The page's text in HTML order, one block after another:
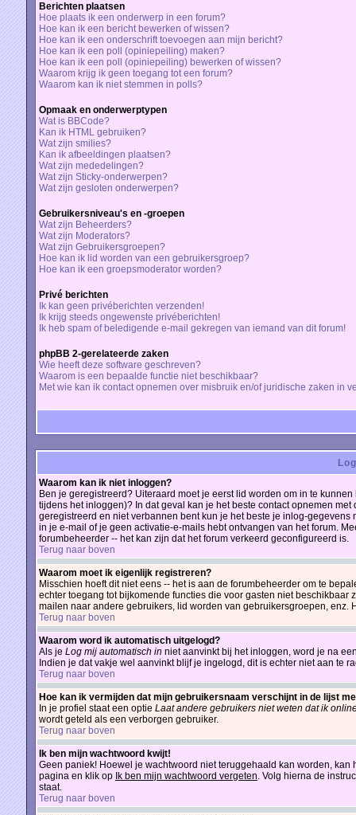
Berichten plaatsen
Hoe plaats ik een onderwerp in een forum?
Hoe kan ik een bericht bewerken of wissen?
Hoe kan ik een onderschrift toevoegen aan mijn bericht?
Hoe kan ik een poll (opiniepeiling) maken?
Hoe kan ik een poll (opiniepeiling) bewerken of wissen?
Waarom krijg ik geen toegang tot een forum?
Waarom kan ik niet stemmen in polls?
Opmaak en onderwerptypen
Wat is BBCode?
Kan ik HTML gebruiken?
Wat zijn smilies?
Kan ik afbeeldingen plaatsen?
Wat zijn mededelingen?
Wat zijn Sticky-onderwerpen?
Wat zijn gesloten onderwerpen?
Gebruikersniveau's en -groepen
Wat zijn Beheerders?
Wat zijn Moderators?
Wat zijn Gebruikersgroepen?
Hoe kan ik lid worden van een gebruikersgroep?
Hoe kan ik een groepsmoderator worden?
Privé berichten
Ik kan geen privéberichten verzenden!
Ik krijg steeds ongewenste privéberichten!
Ik heb spam of beledigende e-mail gekregen van iemand van dit forum!
phpBB 2-gerelateerde zaken
Wie heeft deze software geschreven?
Waarom is een bepaalde functie niet beschikbaar?
Met wie kan ik contact opnemen over misbruik en/of juridische zaken in
Waarom kan ik niet inloggen?
Ben je geregistreerd? Uiteraard moet je eerst lid worden om in te
tijdens het inloggen)? In dat geval kan je het beste contact opnemen
geregistreerd en niet verbannen bent kun je het beste je inlog-
in je e-mail of je geen activatie-e-mails hebt ontvangen van het forum.
forumbeheerder -- het kan zijn dat het forum verkeerd geconfigureerd is.
Terug naar boven
Waarom moet ik eigenlijk registreren?
Misschien hoeft dit niet eens -- het is aan de forumbeheerder om te
echter toegang tot bijkomende functies die voor gasten niet
mailen naar andere gebruikers, lid worden van gebruikersgroepen, enz.
Terug naar boven
Waarom word ik automatisch uitgelogd?
Als je Log mij automatisch in niet aanvinkt bij het inloggen, word je na
Indien je dat vakje wel aanvinkt blijf je ingelogd, dit is echter niet aan te
Terug naar boven
Hoe kan ik vermijden dat mijn gebruikersnaam verschijnt in de lijst
In je profiel staat een optie Laat andere gebruikers niet weten dat ik
wordt geteld als een verborgen gebruiker.
Terug naar boven
Ik ben mijn wachtwoord kwijt!
Geen paniek! Hoewel je wachtwoord niet teruggehaald kan worden,
pagina en klik op Ik ben mijn wachtwoord vergeten. Volg hierna de
staat.
Terug naar boven